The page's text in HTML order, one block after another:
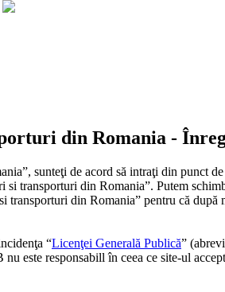
din Romania -
sunteţi de acord să intraţi din punct
transporturi din Romania”. Putem
din Romania” pentru că
“Licenţei Generală Publică”
este responsabill în ceea ce site-ul